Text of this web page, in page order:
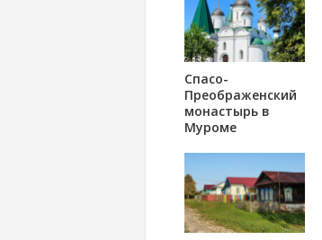
Спасо-
Преображенский
монастырь в
Муроме